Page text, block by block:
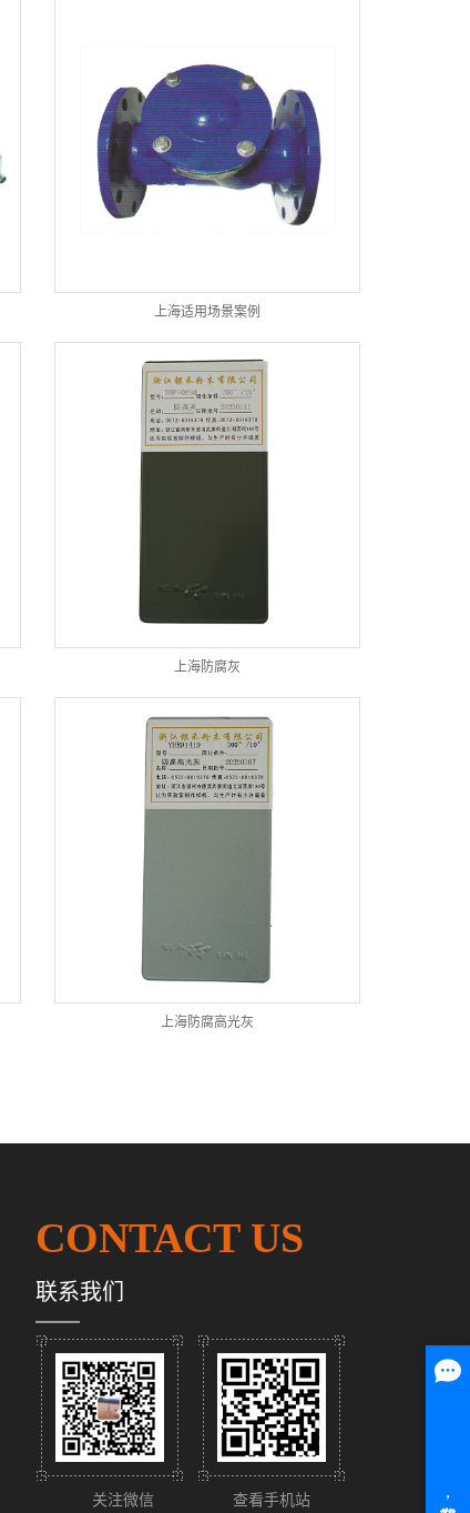
上海适用场景案例
上海防腐灰
上海防腐高光灰
CONTACT US
联系我们
关注微信 查看手机站